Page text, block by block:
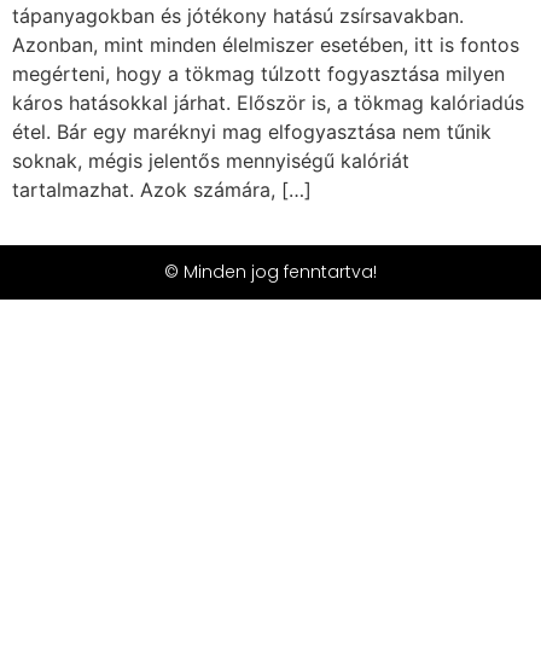
tápanyagokban és jótékony hatású zsírsavakban.
Azonban, mint minden élelmiszer esetében, itt is fontos
megérteni, hogy a tökmag túlzott fogyasztása milyen
káros hatásokkal járhat. Először is, a tökmag kalóriadús
étel. Bár egy maréknyi mag elfogyasztása nem tűnik
soknak, mégis jelentős mennyiségű kalóriát
tartalmazhat. Azok számára, […]
© Minden jog fenntartva!